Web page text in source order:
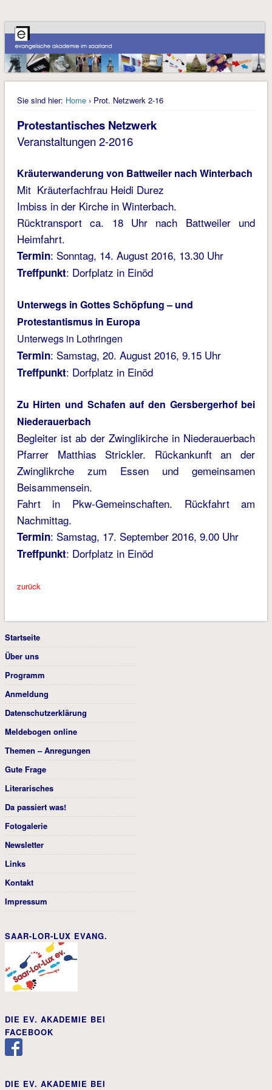
Sie sind hier: Home› Prot. Netzwerk 2-16
Protestantisches Netzwerk
Veranstaltungen 2-2016
Kräuterwanderung von Battweiler nach Winterbach
Mit Kräuterfachfrau Heidi Durez
Imbiss in der Kirche in Winterbach.
Rücktransport ca. 18 Uhr nach Battweiler und
Heimfahrt.
Termin: Sonntag, 14. August 2016, 13.30 Uhr
Treffpunkt: Dorfplatz in Einöd
Unterwegs in Gottes Schöpfung – und
Protestantismus in Europa
Unterwegs in Lothringen
Termin: Samstag, 20. August 2016, 9.15 Uhr
Treffpunkt: Dorfplatz in Einöd
Zu Hirten und Schafen auf den Gersbergerhof bei
Niederauerbach
Begleiter ist ab der Zwinglikirche in Niederauerbach
Pfarrer Matthias Strickler. Rückankunft an der
Zwinglikrche zum Essen und gemeinsamen
Beisammensein.
Fahrt in Pkw-Gemeinschaften. Rückfahrt am
Nachmittag.
Termin: Samstag, 17. September 2016, 9.00 Uhr
Treffpunkt: Dorfplatz in Einöd
zurück
Startseite
Über uns
Programm
Anmeldung
Datenschutzerklärung
Meldebogen online
Themen – Anregungen
Gute Frage
Literarisches
Da passiert was!
Fotogalerie
Newsletter
Links
Kontakt
Impressum
SAAR-LOR-LUX EVANG.
DIE EV. AKADEMIE BEI
FACEBOOK
DIE EV. AKADEMIE BEI